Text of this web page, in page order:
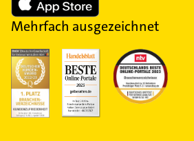
Mehrfach ausgezeichnet